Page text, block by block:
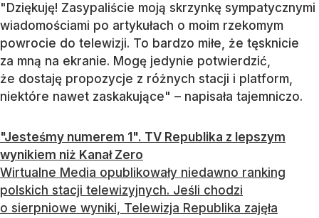
"Dziękuję! Zasypaliście moją skrzynkę sympatycznymi
wiadomościami po artykułach o moim rzekomym
powrocie do telewizji. To bardzo miłe, że tęsknicie
za mną na ekranie. Mogę jedynie potwierdzić,
że dostaję propozycje z różnych stacji i platform,
niektóre nawet zaskakujące" – napisała tajemniczo.
"Jesteśmy numerem 1". TV Republika z lepszym
wynikiem niż Kanał Zero
Wirtualne Media opublikowały niedawno ranking
polskich stacji telewizyjnych. Jeśli chodzi
o sierpniowe wyniki, Telewizja Republika zajęła